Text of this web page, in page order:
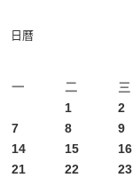
日曆
一
二 三
1 2
7
8 9
14
15 16
21
22 23